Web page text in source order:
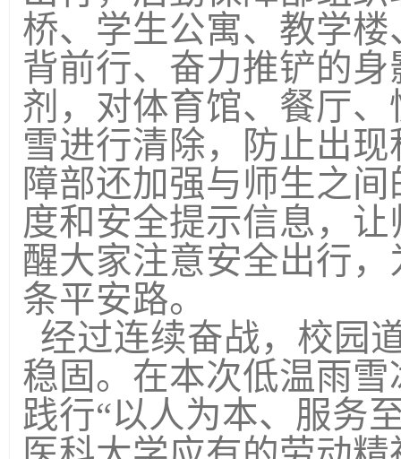
桥、学生公寓、教学
背前行、奋力推铲的
剂，对体育馆、餐厅
雪进行清除，防止出
障部还加强与师生之
度和安全提示信息，
醒大家注意安全出行
条平安路。
经过连续奋战，校园
稳固。在本次低温雨
践行“以人为本、服务